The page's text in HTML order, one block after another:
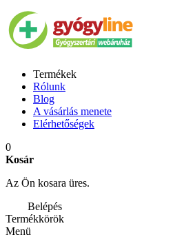
Termékek
Rólunk
Blog
A vásárlás menete
Elérhetőségek
0
Kosár
Az Ön kosara üres.
Belépés
Termékkörök
Menü